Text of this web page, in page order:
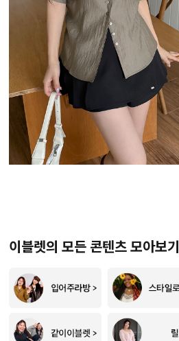
이블렛의 모든 콘텐츠 모아보기